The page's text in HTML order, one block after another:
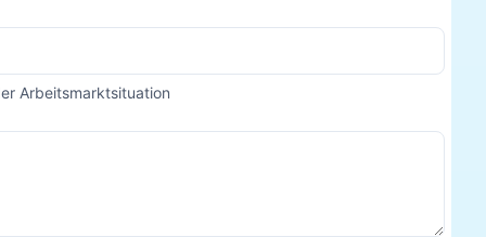
Arbeitsmarktsituation